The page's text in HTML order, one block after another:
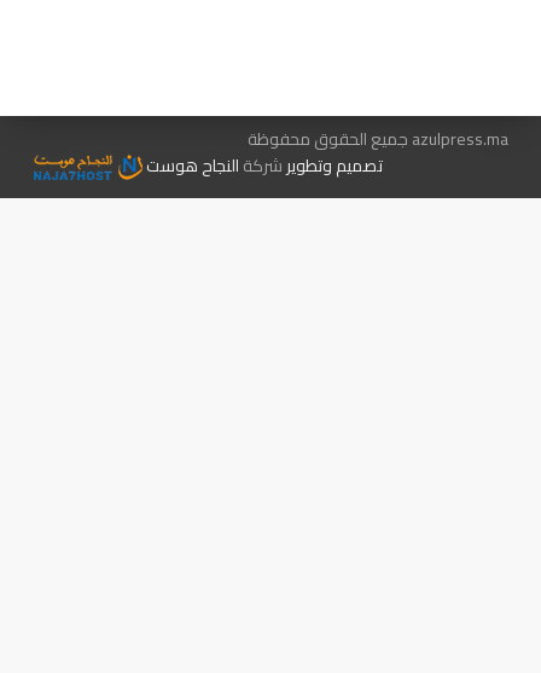
azulpress.ma جميع الحقوق محفوظة
تصميم وتطويرشركةالنجاح هوست